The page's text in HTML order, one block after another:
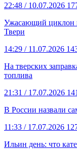
22:48 / 10.07.2026
Ужасающий циклон
Твери
14:29 / 11.07.2026
На тверских
топлива
21:31 / 17.07.2026
В России назвали
11:33 / 17.07.2026
Ильин день: что